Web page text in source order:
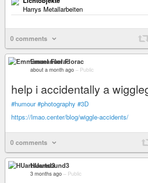
Harrys Metallarbeiten
0 comments
Emmanuel Florac
about a month ago – Public
help i accidentally a
#humour #photography #3D
https://lmao.center/blog/wiggle-accidents/
0 comments
HUartsound3
3 months ago – Public